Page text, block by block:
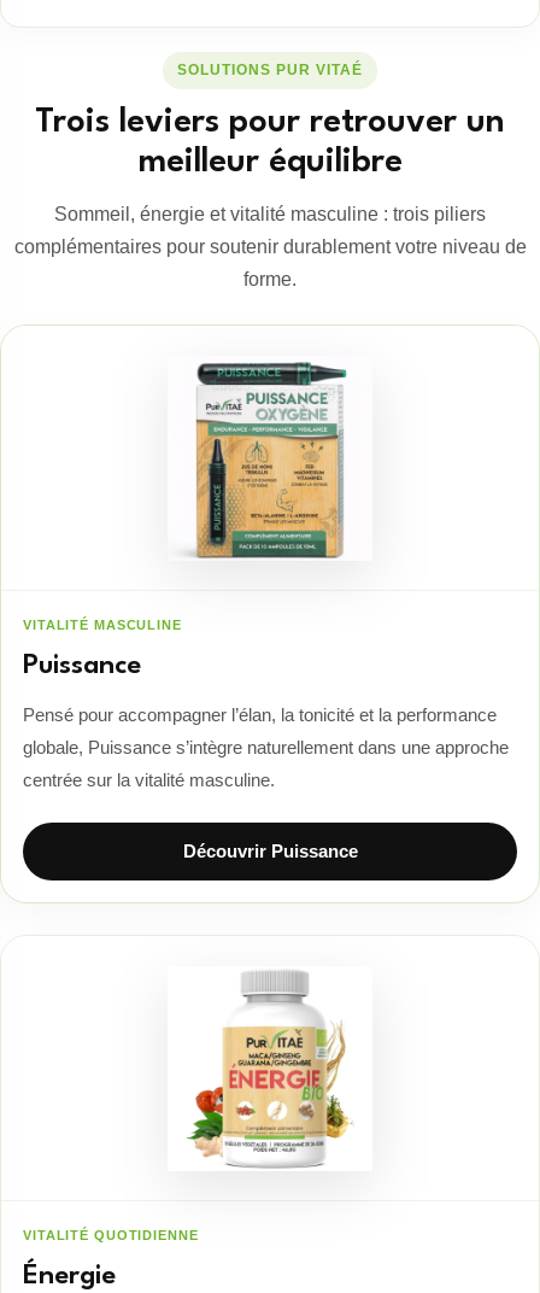
SOLUTIONS PUR VITAÉ
Trois leviers pour retrouver un
meilleur équilibre
Sommeil, énergie et vitalité masculine : trois piliers
complémentaires pour soutenir durablement votre niveau de
forme.
VITALITÉ MASCULINE
Puissance
Pensé pour accompagner l’élan, la tonicité et la performance
globale, Puissance s’intègre naturellement dans une approche
centrée sur la vitalité masculine.
Découvrir Puissance
VITALITÉ QUOTIDIENNE
Énergie